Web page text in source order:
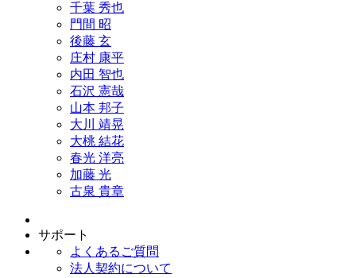
千葉 秀也
門間 昭
後藤 玄
庄村 康平
内田 智也
石沢 憲哉
山本 邦子
大川 靖晃
大桃 結花
春光 洋亮
加藤 光
古泉 貴章
サポート
よくあるご質問
法人契約について